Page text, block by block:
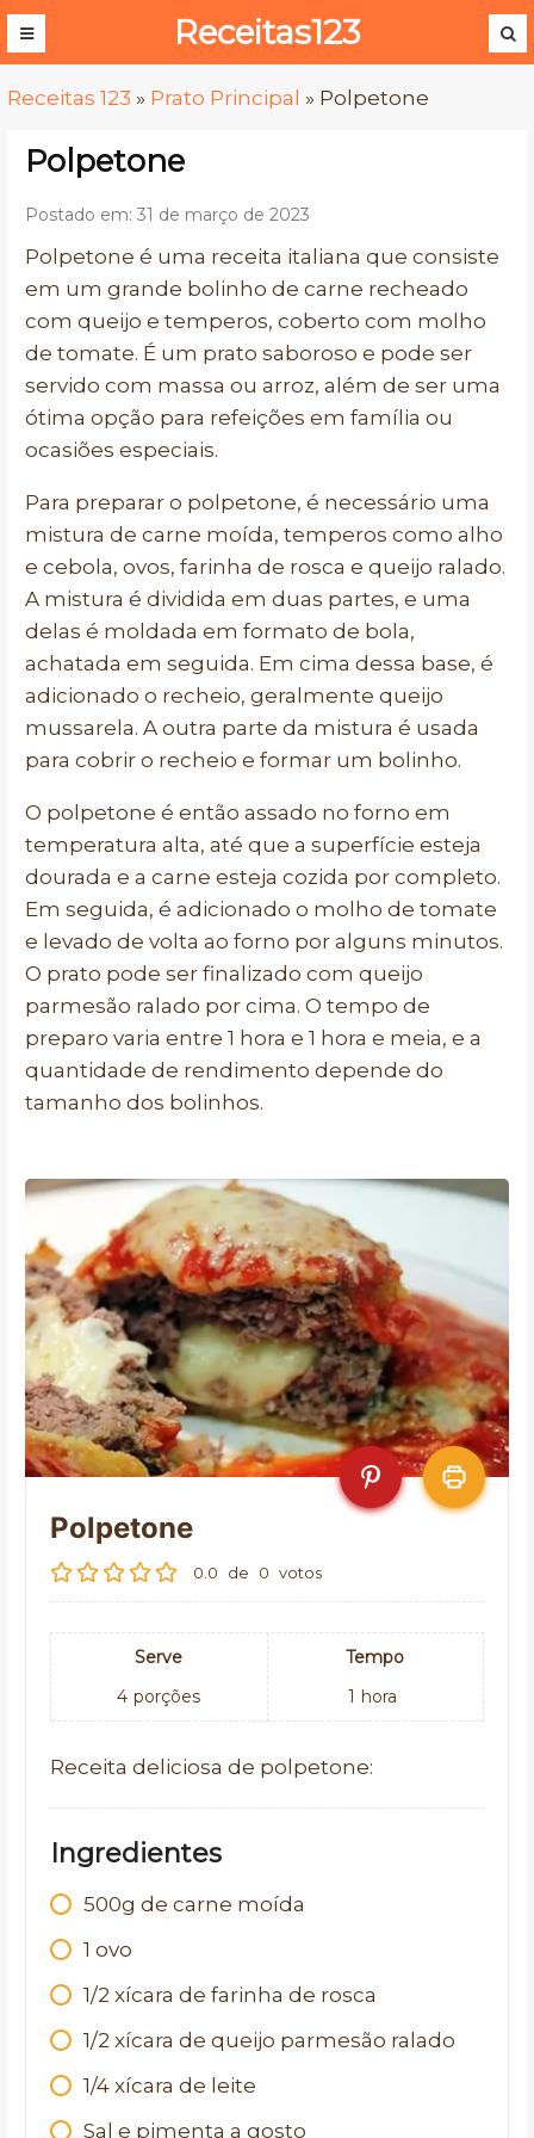
Receitas123
Receitas 123 » Prato Principal » Polpetone
Polpetone
Postado em: 31 de março de 2023
Polpetone é uma receita italiana que consiste
em um grande bolinho de carne recheado
com queijo e temperos, coberto com molho
de tomate. É um prato saboroso e pode ser
servido com massa ou arroz, além de ser uma
ótima opção para refeições em família ou
ocasiões especiais.
Para preparar o polpetone, é necessário uma
mistura de carne moída, temperos como alho
e cebola, ovos, farinha de rosca e queijo ralado.
A mistura é dividida em duas partes, e uma
delas é moldada em formato de bola,
achatada em seguida. Em cima dessa base, é
adicionado o recheio, geralmente queijo
mussarela. A outra parte da mistura é usada
para cobrir o recheio e formar um bolinho.
O polpetone é então assado no forno em
temperatura alta, até que a superfície esteja
dourada e a carne esteja cozida por completo.
Em seguida, é adicionado o molho de tomate
e levado de volta ao forno por alguns minutos.
O prato pode ser finalizado com queijo
parmesão ralado por cima. O tempo de
preparo varia entre 1 hora e 1 hora e meia, e a
quantidade de rendimento depende do
tamanho dos bolinhos.
Polpetone
0.0 de 0 votos
Serve
4 porções
Tempo
1 hora
Receita deliciosa de polpetone:
Ingredientes
500g de carne moída
1 ovo
1/2 xícara de farinha de rosca
1/2 xícara de queijo parmesão ralado
1/4 xícara de leite
Sal e pimenta a gosto